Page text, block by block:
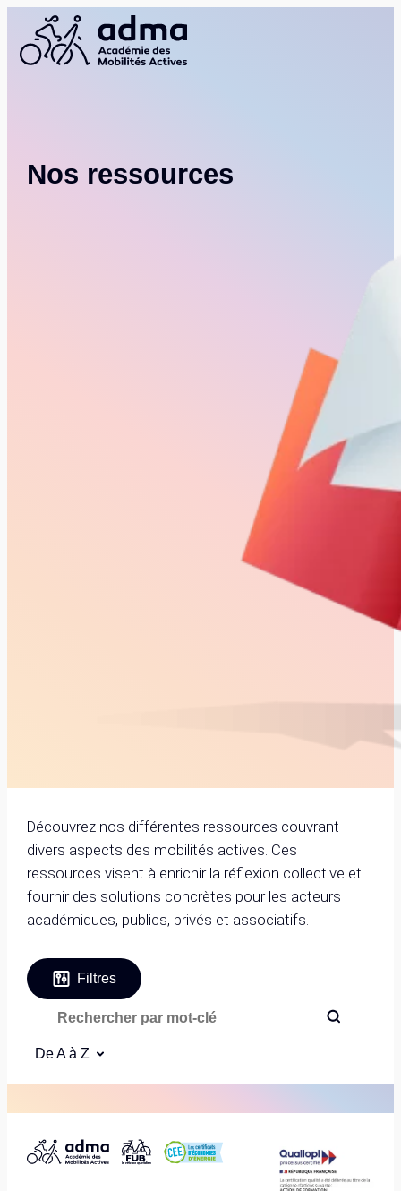
Nos ressources
Découvrez nos différentes ressources couvrant
divers aspects des mobilités actives. Ces
ressources visent à enrichir la réflexion collective et
fournir des solutions concrètes pour les acteurs
académiques, publics, privés et associatifs.
Filtres
De A à Z